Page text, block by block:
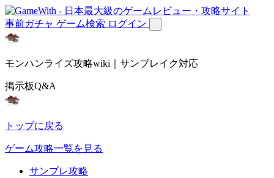
事前ガチャ ゲーム検索 ログイン
モンハンライズ攻略wiki｜サンブレイク対応
掲示板Q&A
トップに戻る
ゲーム攻略一覧を見る
サンブレ攻略